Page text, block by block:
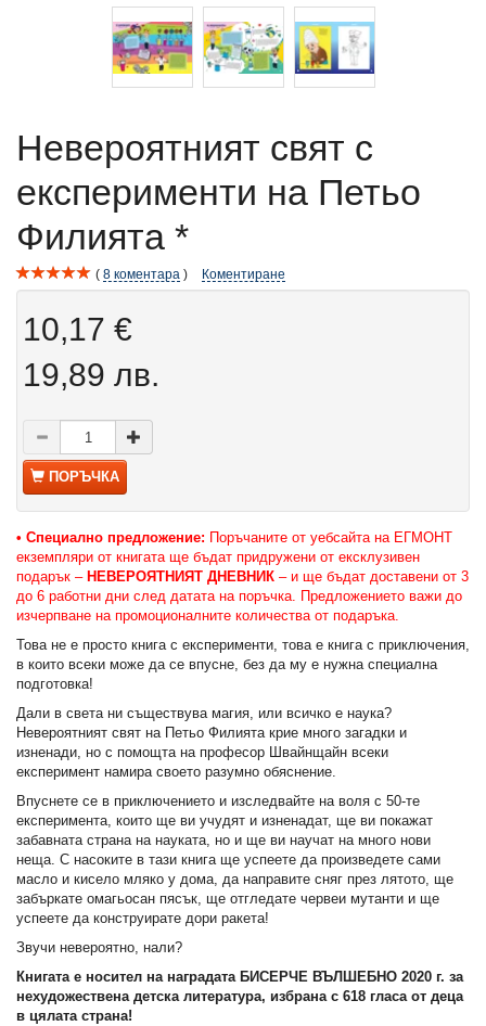
Невероятният свят с
експерименти на Петьо
Филията *
8 коментара Коментиране
10,17 €
19,89 лв.
ПОРЪЧКА
• Специално предложение: Поръчаните от уебсайта на ЕГМОНТ
екземпляри от книгата ще бъдат придружени от ексклузивен
подарък – НЕВЕРОЯТНИЯТ ДНЕВНИК – и ще бъдат доставени от 3
до 6 работни дни след датата на поръчка. Предложението важи до
изчерпване на промоционалните количества от подаръка.
Това не е просто книга с експерименти, това е книга с приключения,
в които всеки може да се впусне, без да му е нужна специална
подготовка!
Дали в света ни съществува магия, или всичко е наука?
Невероятният свят на Петьо Филията крие много загадки и
изненади, но с помощта на професор Швайнщайн всеки
експеримент намира своето разумно обяснение.
Впуснете се в приключението и изследвайте на воля с 50-те
експеримента, които ще ви учудят и изненадат, ще ви покажат
забавната страна на науката, но и ще ви научат на много нови
неща. С насоките в тази книга ще успеете да произведете сами
масло и кисело мляко у дома, да направите сняг през лятото, ще
забъркате омагьосан пясък, ще отгледате червеи мутанти и ще
успеете да конструирате дори ракета!
Звучи невероятно, нали?
Книгата е носител на наградата БИСЕРЧЕ ВЪЛШЕБНО 2020 г. за
нехудожествена детска литература, избрана с 618 гласа от деца
в цялата страна!